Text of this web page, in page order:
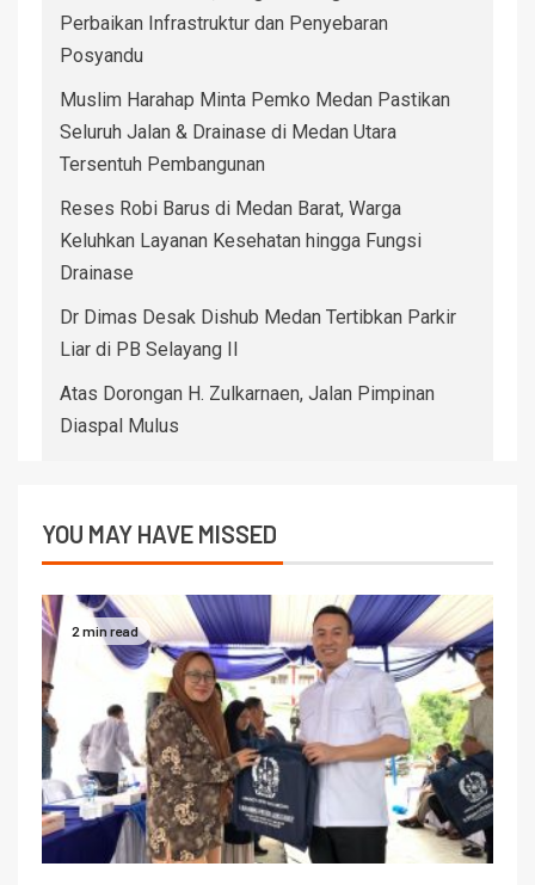
Perbaikan Infrastruktur dan Penyebaran
Posyandu
Muslim Harahap Minta Pemko Medan Pastikan
Seluruh Jalan & Drainase di Medan Utara
Tersentuh Pembangunan
Reses Robi Barus di Medan Barat, Warga
Keluhkan Layanan Kesehatan hingga Fungsi
Drainase
Dr Dimas Desak Dishub Medan Tertibkan Parkir
Liar di PB Selayang II
Atas Dorongan H. Zulkarnaen, Jalan Pimpinan
Diaspal Mulus
YOU MAY HAVE MISSED
2 min read